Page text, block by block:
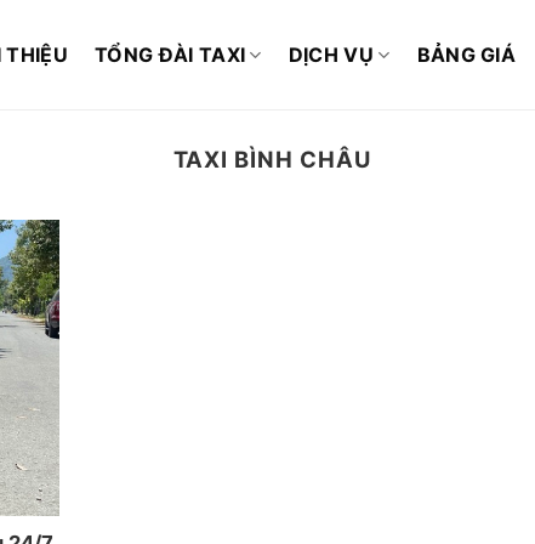
THIỆU TỔNG ĐÀI TAXI DỊCH VỤ BẢNG GIÁ
TAXI BÌNH CHÂU